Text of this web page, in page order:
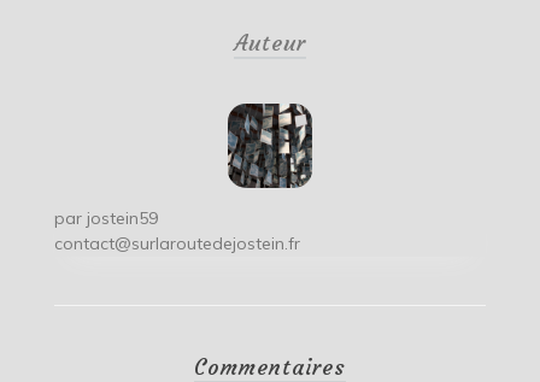
Auteur
par jostein59
contact@surlaroutedejostein.fr
Commentaires